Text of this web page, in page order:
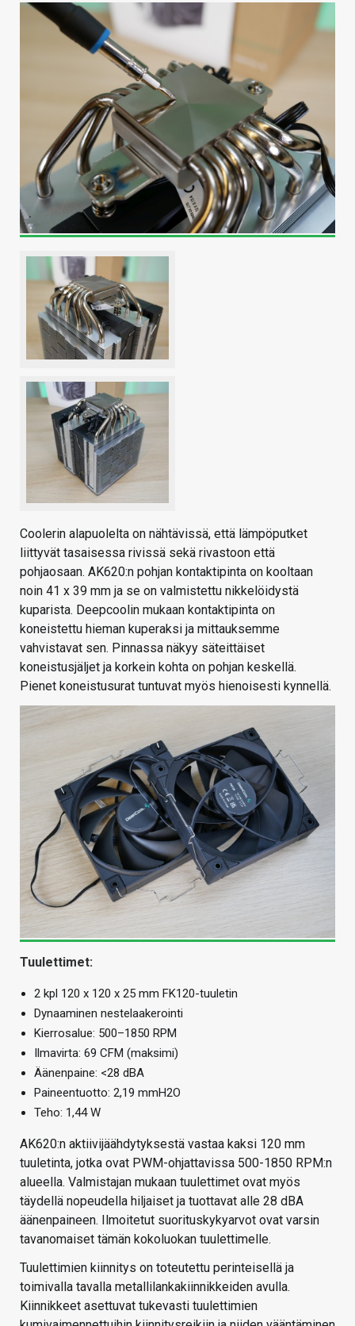
Coolerin alapuolelta on nähtävissä, että lämpöputket
liittyvät tasaisessa rivissä sekä rivastoon että
pohjaosaan. AK620:n pohjan kontaktipinta on kooltaan
noin 41 x 39 mm ja se on valmistettu nikkelöidystä
kuparista. Deepcoolin mukaan kontaktipinta on
koneistettu hieman kuperaksi ja mittauksemme
vahvistavat sen. Pinnassa näkyy säteittäiset
koneistusjäljet ja korkein kohta on pohjan keskellä.
Pienet koneistusurat tuntuvat myös hienoisesti kynnellä.
Tuulettimet:
2 kpl 120 x 120 x 25 mm FK120-tuuletin
Dynaaminen nestelaakerointi
Kierrosalue: 500–1850 RPM
Ilmavirta: 69 CFM (maksimi)
Äänenpaine: <28 dBA
Paineentuotto: 2,19 mmH2O
Teho: 1,44 W
AK620:n aktiivijäähdytyksestä vastaa kaksi 120 mm
tuuletinta, jotka ovat PWM-ohjattavissa 500-1850 RPM:n
alueella. Valmistajan mukaan tuulettimet ovat myös
täydellä nopeudella hiljaiset ja tuottavat alle 28 dBA
äänenpaineen. Ilmoitetut suorituskykyarvot ovat varsin
tavanomaiset tämän kokoluokan tuulettimelle.
Tuulettimien kiinnitys on toteutettu perinteisellä ja
toimivalla tavalla metallilankakiinnikkeiden avulla.
Kiinnikkeet asettuvat tukevasti tuulettimien